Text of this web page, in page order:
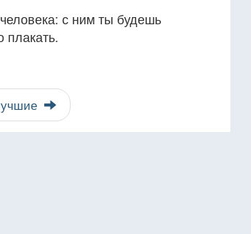
с ним ты будешь
плакать.